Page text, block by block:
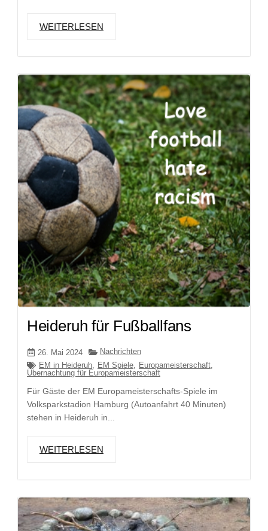
WEITERLESEN
Heideruh für Fußballfans
26. Mai 2024
Nachrichten
EM in Heideruh, EM Spiele, Europameisterschaft,
Übernachtung für Europameisterschaft
Für Gäste der EM Europameisterschafts-Spiele im
Volksparkstadion Hamburg (Autoanfahrt 40 Minuten)
stehen in Heideruh in...
WEITERLESEN